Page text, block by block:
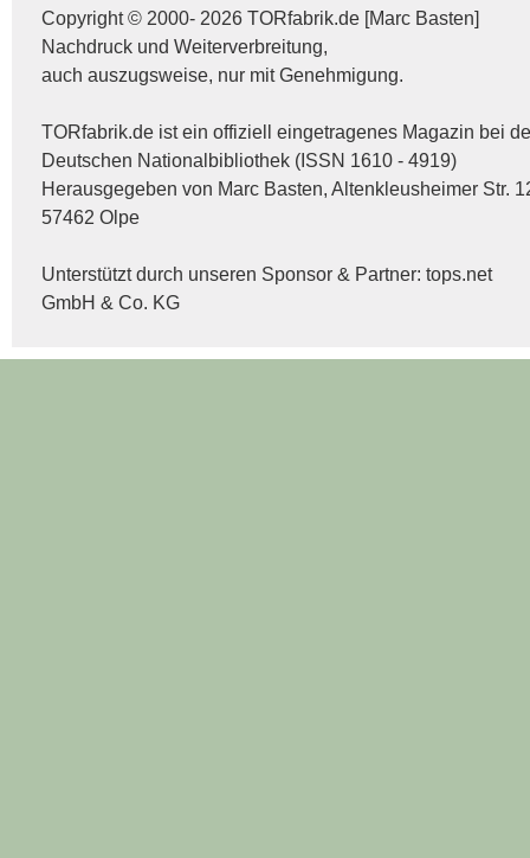
Copyright © 2000- 2026 TORfabrik.de [Marc Basten]
Nachdruck und Weiterverbreitung,
auch auszugsweise, nur mit Genehmigung.
TORfabrik.de ist ein offiziell eingetragenes Magazin bei
Deutschen Nationalbibliothek (ISSN 1610 - 4919)
Herausgegeben von Marc Basten, Altenkleusheimer Str.
57462 Olpe
Unterstützt durch unseren Sponsor & Partner: tops.net
GmbH & Co. KG